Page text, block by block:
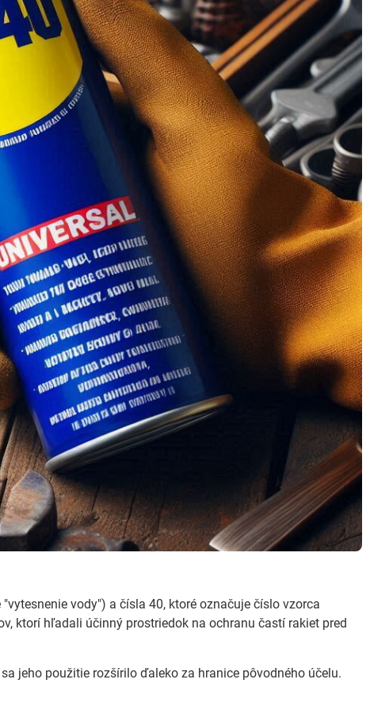
vody") a čísla 40, ktoré označuje číslo vzorca
ktorí hľadali účinný prostriedok na ochranu častí rakiet pred
jeho použitie rozšírilo ďaleko za hranice pôvodného účelu.